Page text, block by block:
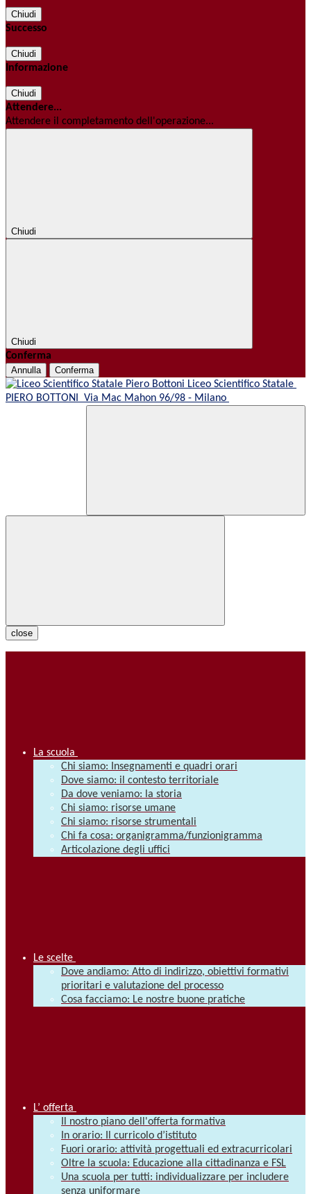
Chiudi
Successo
Chiudi
Informazione
Chiudi
Attendere...
Attendere il completamento dell'operazione...
Chiudi
Chiudi
Conferma
Annulla Conferma
Liceo Scientifico Statale
PIERO BOTTONI Via Mac Mahon 96/98 - Milano
close
La scuola
Chi siamo: Insegnamenti e quadri orari
Dove siamo: il contesto territoriale
Da dove veniamo: la storia
Chi siamo: risorse umane
Chi siamo: risorse strumentali
Chi fa cosa: organigramma/funzionigramma
Articolazione degli uffici
Le scelte
Dove andiamo: Atto di indirizzo, obiettivi formativi
prioritari e valutazione del processo
Cosa facciamo: Le nostre buone pratiche
L’ offerta
Il nostro piano dell'offerta formativa
In orario: Il curricolo d’istituto
Fuori orario: attività progettuali ed extracurricolari
Oltre la scuola: Educazione alla cittadinanza e FSL
Una scuola per tutti: individualizzare per includere
senza uniformare